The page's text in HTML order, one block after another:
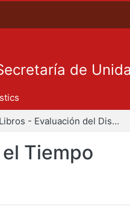
de
Libros - Evaluación del Diseño en el Tiempo
Tiempo